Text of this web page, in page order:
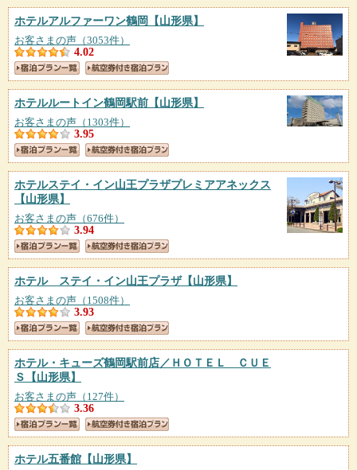
ホテルアルファーワン鶴岡 【山形県】
お客さまの声（3053件）
4.02
ホテルルートイン鶴岡駅前 【山形県】
お客さまの声（1303件）
3.95
ホテルステイ・イン山王プラザプレミアアネックス
【山形県】
お客さまの声（676件）
3.94
ホテル ステイ・イン山王プラザ【山形県】
お客さまの声（1508件）
3.93
ホテル・キューズ鶴岡駅前店／ＨＯＴＥＬ ＣＵＥ
Ｓ
【山形県】
お客さまの声（127件）
3.36
ホテル五番館 【山形県】